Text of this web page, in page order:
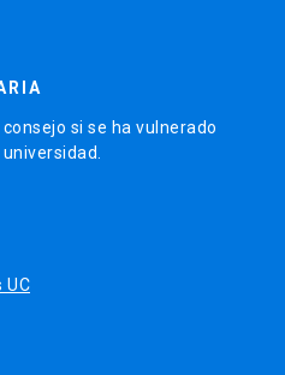
si se ha vulnerado
UC